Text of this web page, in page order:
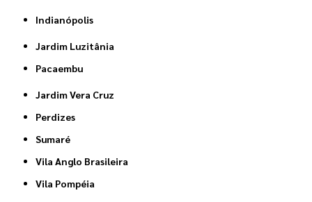
Indianópolis
Jardim Luzitânia
Pacaembu
Jardim Vera Cruz
Perdizes
Sumaré
Vila Anglo Brasileira
Vila Pompéia